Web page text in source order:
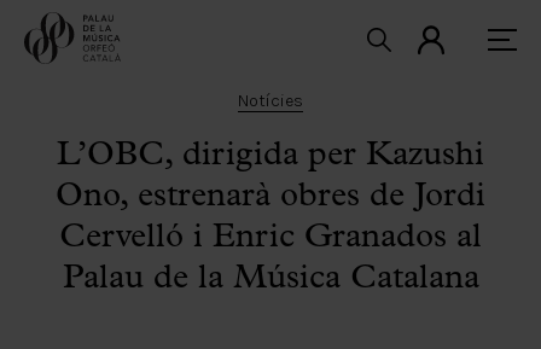
Notícies
L’OBC, dirigida per Kazushi
Ono, estrenarà obres de Jordi
Cervelló i Enric Granados al
Palau de la Música Catalana